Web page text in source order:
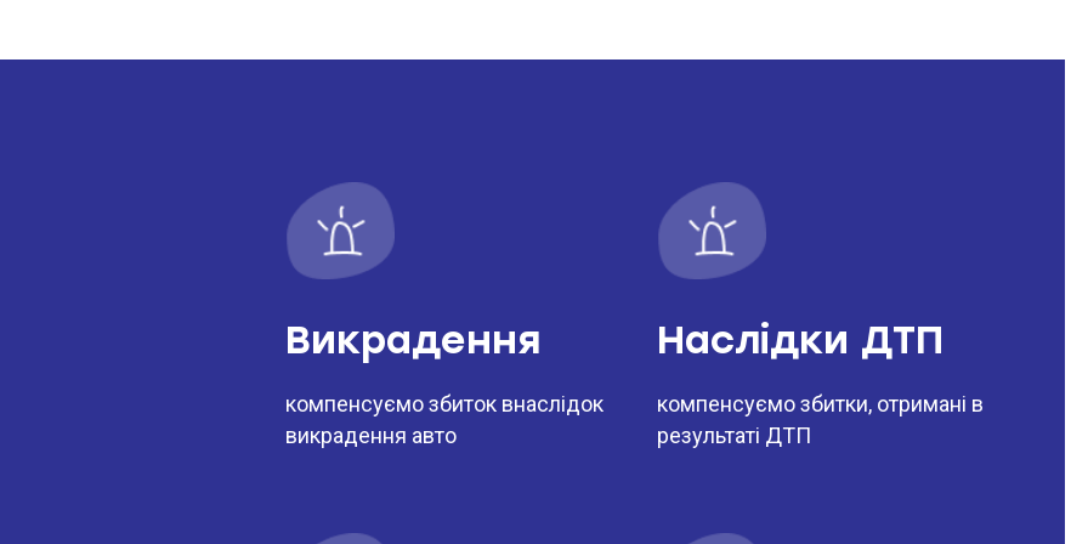
необхідність ознайомлення з інформацією до укладення договору
Викрадення
компенсуємо збиток внаслідок
викрадення авто
Наслідки ДТП
компенсуємо збитки, отримані в
результаті ДТП